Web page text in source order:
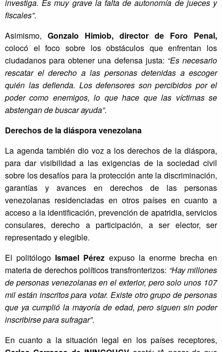
investiga. Es muy grave la falta de autonomía de jueces y
fiscales”.
Asimismo, Gonzalo Himiob, director de Foro Penal,
colocó el foco sobre los obstáculos que enfrentan los
ciudadanos para obtener una defensa justa: “Es necesario
rescatar el derecho a las personas detenidas a escoger
quién las defienda. Los defensores son percibidos por el
poder como enemigos, lo que hace que las víctimas se
abstengan de buscar ayuda”.
Derechos de la diáspora venezolana
La agenda también dio voz a los derechos de la diáspora,
para dar visibilidad a las exigencias de la sociedad civil
sobre los desafíos para la protección ante la discriminación,
garantías y avances en derechos de las personas
venezolanas residenciadas en otros países en cuanto a
acceso a la identificación, prevención de apatridia, servicios
consulares, derecho a participación, a ser elector, ser
representado y elegible.
El politólogo Ismael Pérez expuso la enorme brecha en
materia de derechos políticos transfronterizos: “Hay millones
de personas venezolanas en el exterior, pero solo unos 107
mil están inscritos para votar. Existe otro grupo de personas
que ya cumplió la mayoría de edad, pero siguen sin poder
inscribirse para sufragar”.
En cuanto a la situación legal en los países receptores,